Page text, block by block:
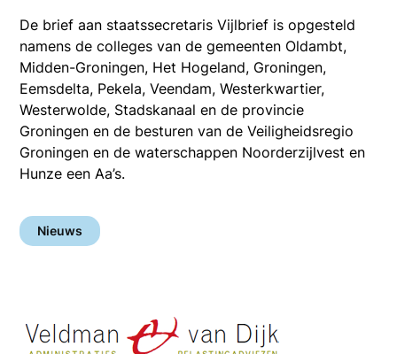
De brief aan staatssecretaris Vijlbrief is opgesteld
namens de colleges van de gemeenten Oldambt,
Midden-Groningen, Het Hogeland, Groningen,
Eemsdelta, Pekela, Veendam, Westerkwartier,
Westerwolde, Stadskanaal en de provincie
Groningen en de besturen van de Veiligheidsregio
Groningen en de waterschappen Noorderzijlvest en
Hunze een Aa’s.
Nieuws